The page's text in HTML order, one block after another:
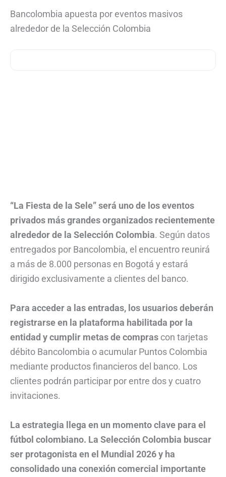
Bancolombia apuesta por eventos masivos
alrededor de la Selección Colombia
“La Fiesta de la Sele” será uno de los eventos
privados más grandes organizados recientemente
alrededor de la Selección Colombia. Según datos
entregados por Bancolombia, el encuentro reunirá
a más de 8.000 personas en Bogotá y estará
dirigido exclusivamente a clientes del banco.
Para acceder a las entradas, los usuarios deberán
registrarse en la plataforma habilitada por la
entidad y cumplir metas de compras con tarjetas
débito Bancolombia o acumular Puntos Colombia
mediante productos financieros del banco. Los
clientes podrán participar por entre dos y cuatro
invitaciones.
La estrategia llega en un momento clave para el
fútbol colombiano. La Selección Colombia buscar
ser protagonista en el Mundial 2026 y ha
consolidado una conexión comercial importante